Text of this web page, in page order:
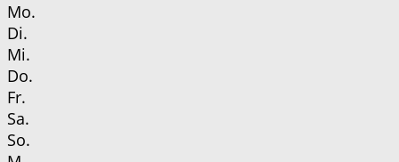
Mo.
Di.
Mi.
Do.
Fr.
Sa.
So.